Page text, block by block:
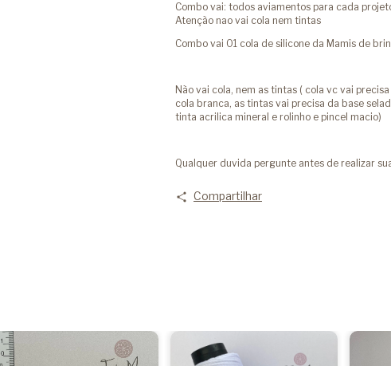
Combo vai: todos aviamentos para cada
Atenção nao vai cola nem tintas
Combo vai 01 cola de silicone da Mamis de
Não vai cola, nem as tintas ( cola vc vai
cola branca, as tintas vai precisa da base
tinta acrilica mineral e rolinho e pincel macio)
Qualquer duvida pergunte antes de realizar
Compartilhar